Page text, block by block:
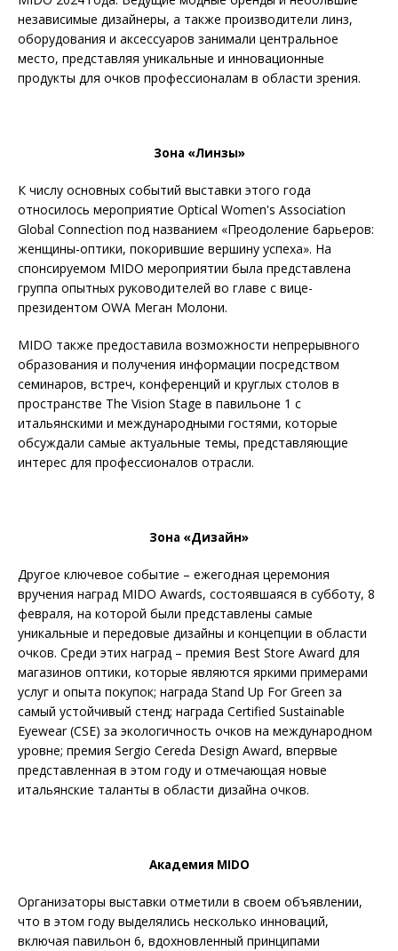
независимые дизайнеры, а также производители линз,
оборудования и аксессуаров занимали центральное
место, представляя уникальные и инновационные
продукты для очков профессионалам в области зрения.
Зона «Линзы»
К числу основных событий выставки этого года
относилось мероприятие Optical Women's Association
Global Connection под названием «Преодоление барьеров:
женщины-оптики, покорившие вершину успеха». На
спонсируемом MIDO мероприятии была представлена ​​
группа опытных руководителей во главе с вице-
президентом OWA Меган Молони.
MIDO также предоставила возможности непрерывного
образования и получения информации посредством
семинаров, встреч, конференций и круглых столов в
пространстве The Vision Stage в павильоне 1 с
итальянскими и международными гостями, которые
обсуждали самые актуальные темы, представляющие
интерес для профессионалов отрасли.
Зона «Дизайн»
Другое ключевое событие – ежегодная церемония
вручения наград MIDO Awards, состоявшаяся в субботу, 8
февраля, на которой были представлены самые
уникальные и передовые дизайны и концепции в области
очков. Среди этих наград – премия Best Store Award для
магазинов оптики, которые являются яркими примерами
услуг и опыта покупок; награда Stand Up For Green за
самый устойчивый стенд; награда Certified Sustainable
Eyewear (CSE) за экологичность очков на международном
уровне; премия Sergio Cereda Design Award, впервые
представленная в этом году и отмечающая новые
итальянские таланты в области дизайна очков.
Академия MIDO
Организаторы выставки отметили в своем объявлении,
что в этом году выделялись несколько инноваций,
включая павильон 6, вдохновленный принципами